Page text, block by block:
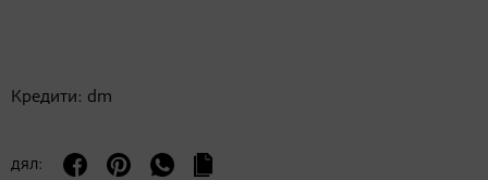
Кредити: dm
дял: